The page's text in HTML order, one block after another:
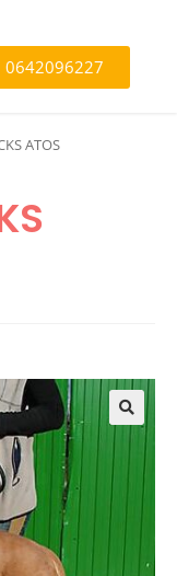
0642096227
ATOS
🔍